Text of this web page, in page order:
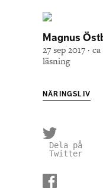
Magnus
27 sep 2017 ·
läsning
NÄRINGSLIV
Dela på
Twitter